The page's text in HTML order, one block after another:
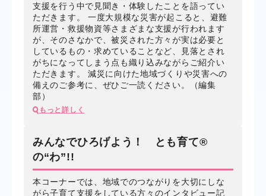
支援を行う中で見聞き・体験したことを語ってい
ただきます。 一度大規模な災害が起こると、避難
所運営・救援物資等さまざまな支援が行われます
が、そのさなかで、被災された方々が実は必要と
しているもの・求めていることなど、見落とされ
がちになってしまう点も織り込みながらご紹介い
ただきます。 減災に向けた地域づくりや災害への
備えのご参考に、ぜひご一読ください。（編集
部）
もっと詳しく
みんなでひろげよう！ とも育て®
の“わ”!!
本コーナーでは、地域でのつながりを大切にしな
がら子育て支援をしている方々のインタビュー記